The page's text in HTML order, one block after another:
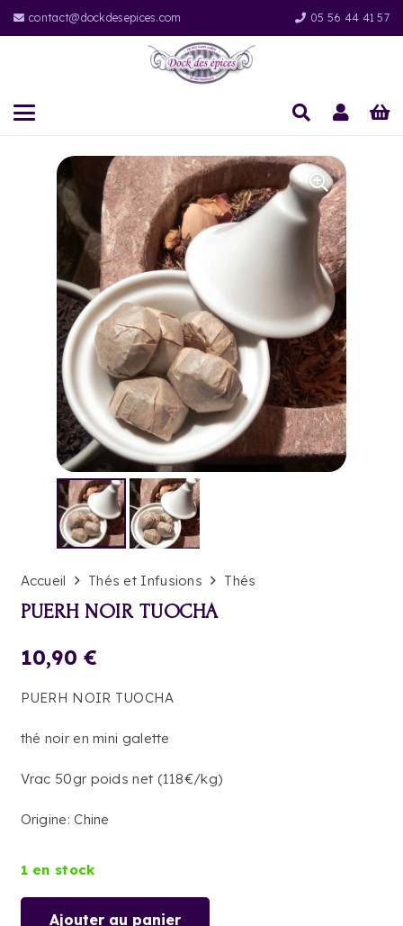
contact@dockdesepices.com 05 56 44 41 57
Accueil Thés et Infusions Thés
PUERH NOIR TUOCHA
10,90€
PUERH NOIR TUOCHA
thé noir en mini galette
Vrac 50gr poids net (118€/kg)
Origine: Chine
1 en stock
Ajouter au panier